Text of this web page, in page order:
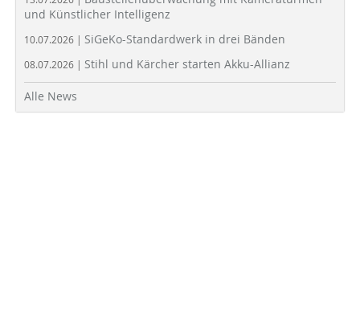
und Künstlicher Intelligenz
10.07.2026 | SiGeKo-Standardwerk in drei Bänden
08.07.2026 | Stihl und Kärcher starten Akku-Allianz
Alle News